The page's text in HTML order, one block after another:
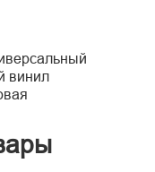
винил